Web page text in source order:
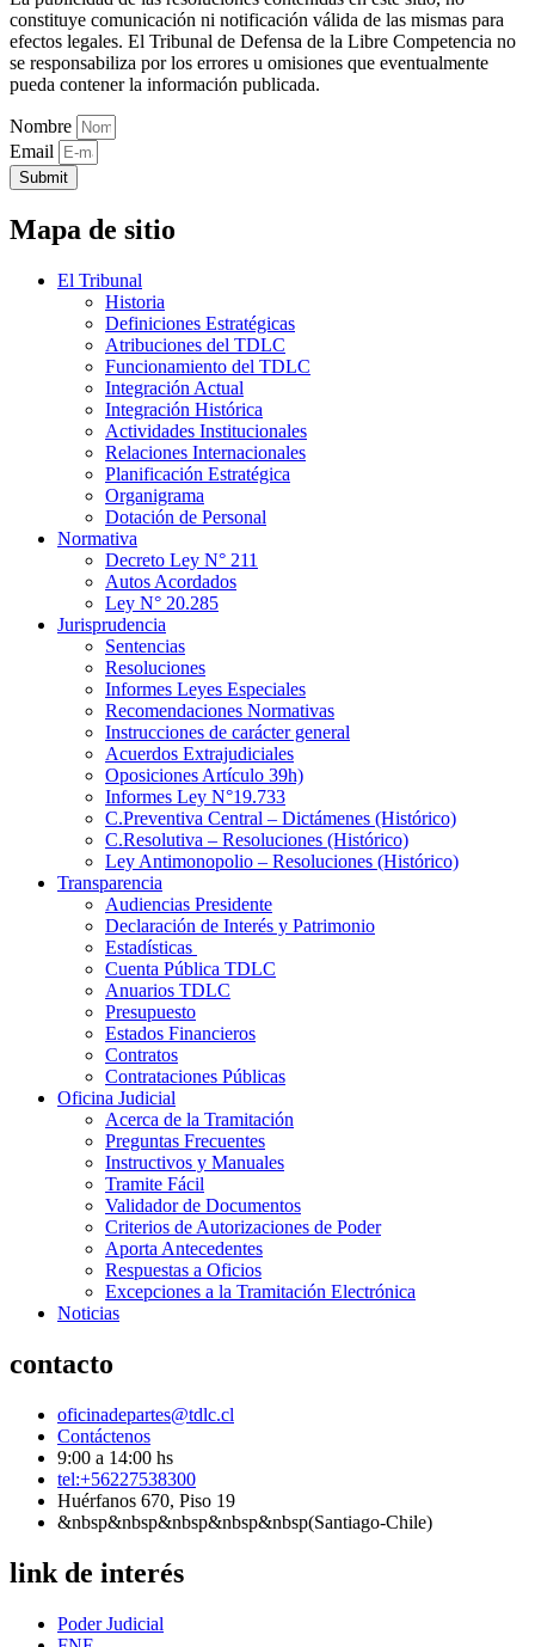
constituye comunicación ni notificación válida de las mismas para
efectos legales. El Tribunal de Defensa de la Libre Competencia no
se responsabiliza por los errores u omisiones que eventualmente
pueda contener la información publicada.
Nombre
Email
Submit
Mapa de sitio
El Tribunal
Historia
Definiciones Estratégicas
Atribuciones del TDLC
Funcionamiento del TDLC
Integración Actual
Integración Histórica
Actividades Institucionales
Relaciones Internacionales
Planificación Estratégica
Organigrama
Dotación de Personal
Normativa
Decreto Ley N° 211
Autos Acordados
Ley N° 20.285
Jurisprudencia
Sentencias
Resoluciones
Informes Leyes Especiales
Recomendaciones Normativas
Instrucciones de carácter general
Acuerdos Extrajudiciales
Oposiciones Artículo 39h)
Informes Ley N°19.733
C.Preventiva Central – Dictámenes (Histórico)
C.Resolutiva – Resoluciones (Histórico)
Ley Antimonopolio – Resoluciones (Histórico)
Transparencia
Audiencias Presidente
Declaración de Interés y Patrimonio
Estadísticas
Cuenta Pública TDLC
Anuarios TDLC
Presupuesto
Estados Financieros
Contratos
Contrataciones Públicas
Oficina Judicial
Acerca de la Tramitación
Preguntas Frecuentes
Instructivos y Manuales
Tramite Fácil
Validador de Documentos
Criterios de Autorizaciones de Poder
Aporta Antecedentes
Respuestas a Oficios
Excepciones a la Tramitación Electrónica
Noticias
contacto
oficinadepartes@tdlc.cl
Contáctenos
9:00 a 14:00 hs
tel:+56227538300
Huérfanos 670, Piso 19
&nbsp&nbsp&nbsp&nbsp&nbsp(Santiago-Chile)
link de interés
Poder Judicial